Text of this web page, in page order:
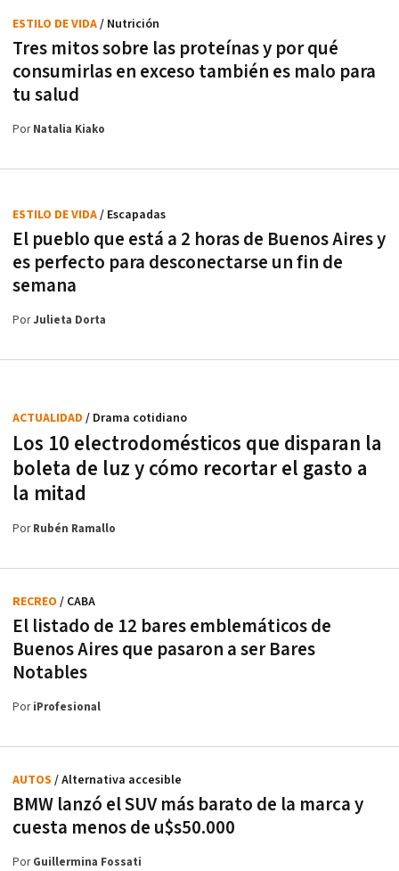
Tres mitos sobre las proteínas y por qué
consumirlas en exceso también es malo para
tu salud
ESTILO DE VIDA/ Nutrición
PorNatalia Kiako
El pueblo que está a 2 horas de Buenos Aires y
es perfecto para desconectarse un fin de
semana
ESTILO DE VIDA/ Escapadas
PorJulieta Dorta
Los 10 electrodomésticos que disparan la
boleta de luz y cómo recortar el gasto a
la mitad
ACTUALIDAD / Drama cotidiano
PorRubén Ramallo
El listado de 12 bares emblemáticos de
Buenos Aires que pasaron a ser Bares
Notables
RECREO / CABA
PoriProfesional
BMW lanzó el SUV más barato de la marca y
cuesta menos de u$s50.000
AUTOS / Alternativa accesible
PorGuillermina Fossati